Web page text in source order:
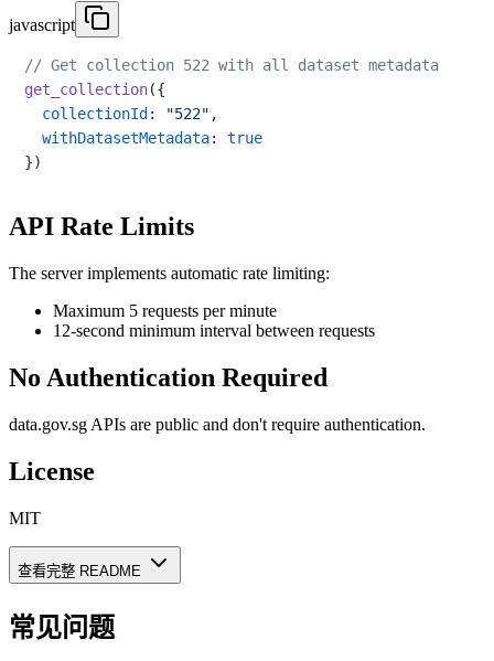
javascript
// Get collection 522 with all dataset metadata
get_collection({
collectionId : "522" ,
withDatasetMetadata: true
API Rate Limits
The server implements automatic rate limiting:
Maximum 5 requests per minute
12-second minimum interval between requests
No Authentication Required
data.gov.sg APIs are public and don't require authentication.
License
MIT
查看完整 README
常见问题